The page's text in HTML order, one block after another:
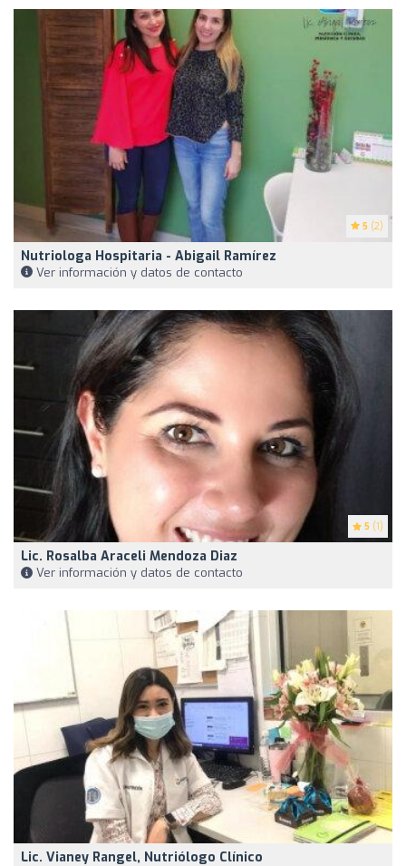
5 (2)
Nutriologa Hospitaria - Abigail Ramírez
Ver información y datos de contacto
5 (1)
Lic. Rosalba Araceli Mendoza Diaz
Ver información y datos de contacto
Lic. Vianey Rangel, Nutriólogo Clínico